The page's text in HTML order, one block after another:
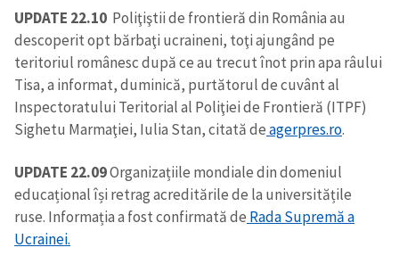
UPDATE 22.10 Poliţiştii de frontieră din România au
descoperit opt bărbaţi ucraineni, toţi ajungând pe
teritoriul românesc după ce au trecut înot prin apa râului
Tisa, a informat, duminică, purtătorul de cuvânt al
Inspectoratului Teritorial al Poliţiei de Frontieră (ITPF)
Sighetu Marmaţiei, Iulia Stan, citată deagerpres.ro.
UPDATE 22.09Organizațiile mondiale din domeniul
educațional își retrag acreditările de la universitățile
ruse. Informația a fost confirmată de Rada Supremă a
Ucrainei.